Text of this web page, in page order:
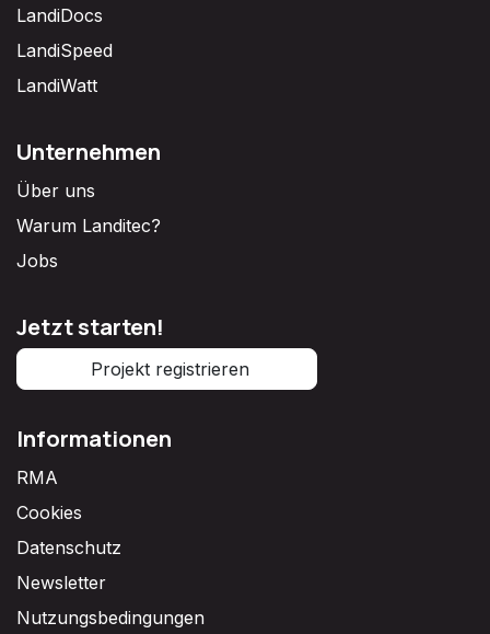
LandiDocs
LandiSpeed
LandiWatt
Unternehmen
Über uns
Warum Landitec?
Jobs
Jetzt starten!
Projekt registrieren
Informationen
RMA
Cookies
Datenschutz
Newsletter
Nutzungsbedingungen